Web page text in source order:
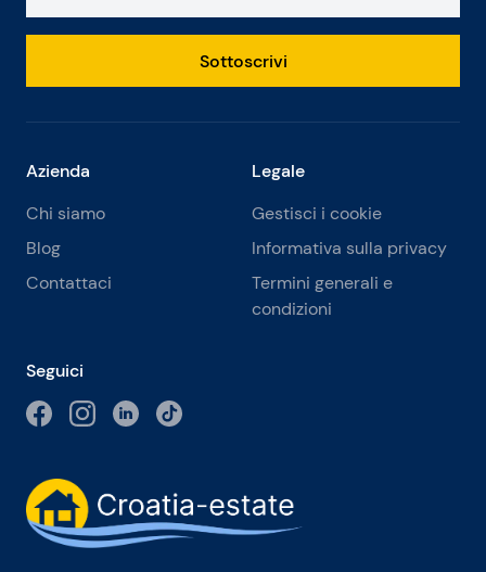
Sottoscrivi
Azienda
Chi siamo
Blog
Contattaci
Legale
Gestisci i cookie
Informativa sulla privacy
Termini generali e
condizioni
Seguici